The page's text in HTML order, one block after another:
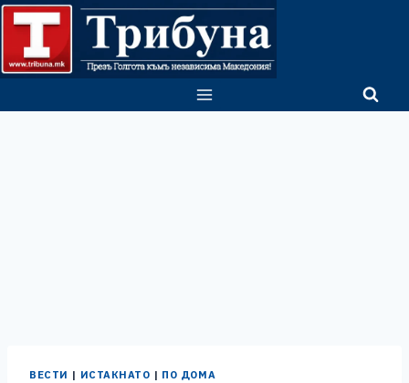
Skip
content
ВЕСТИ | ИСТАКНАТО | ПО ДОМА